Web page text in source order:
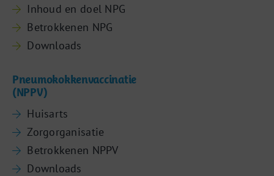
Inhoud en doel NPG
Betrokkenen NPG
Downloads
Pneumokokkenvaccinatie
(NPPV)
Huisarts
Zorgorganisatie
Betrokkenen NPPV
Downloads